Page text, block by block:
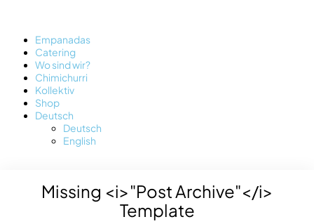
Empanadas
Catering
Wo sind wir?
Chimichurri
Kollektiv
Shop
Deutsch
Deutsch
English
Missing <i>"Post Archive"</i>
Template